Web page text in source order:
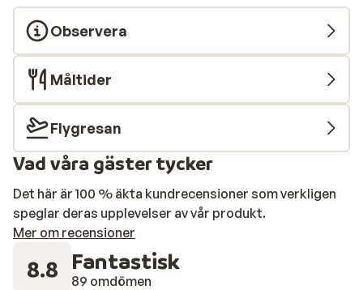
Observera
Måltider
Flygresan
Vad våra gäster tycker
Det här är 100 % äkta kundrecensioner som verkligen
speglar deras upplevelser av vår produkt.
Mer om recensioner
8.8 Fantastisk
89 omdömen